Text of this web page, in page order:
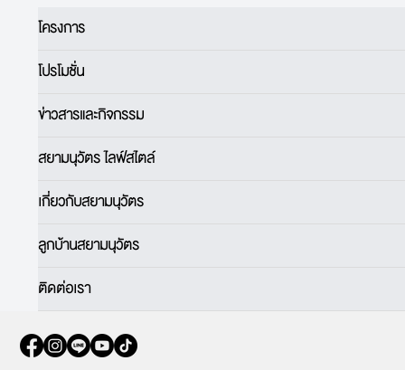
โครงการ
โปรโมชั่น
ข่าวสารและกิจกรรม
สยามนุวัตร ไลฟ์สไตล์
เกี่ยวกับสยามนุวัตร
ลูกบ้านสยามนุวัตร
ติดต่อเรา